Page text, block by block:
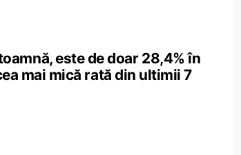
este de doar 28,4% în
mai mică rată din ultimii 7